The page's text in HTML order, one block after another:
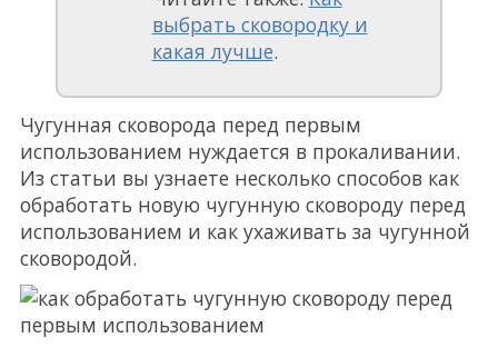
выбрать сковородку и
какая лучше.
Чугунная сковорода перед первым
использованием нуждается в прокаливании.
Из статьи вы узнаете несколько способов как
обработать новую чугунную сковороду перед
использованием и как ухаживать за чугунной
сковородой.